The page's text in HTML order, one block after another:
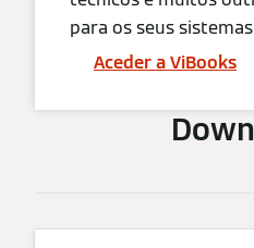
para os seus
Aceder a ViBooks